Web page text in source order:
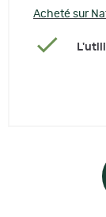
Acheté sur